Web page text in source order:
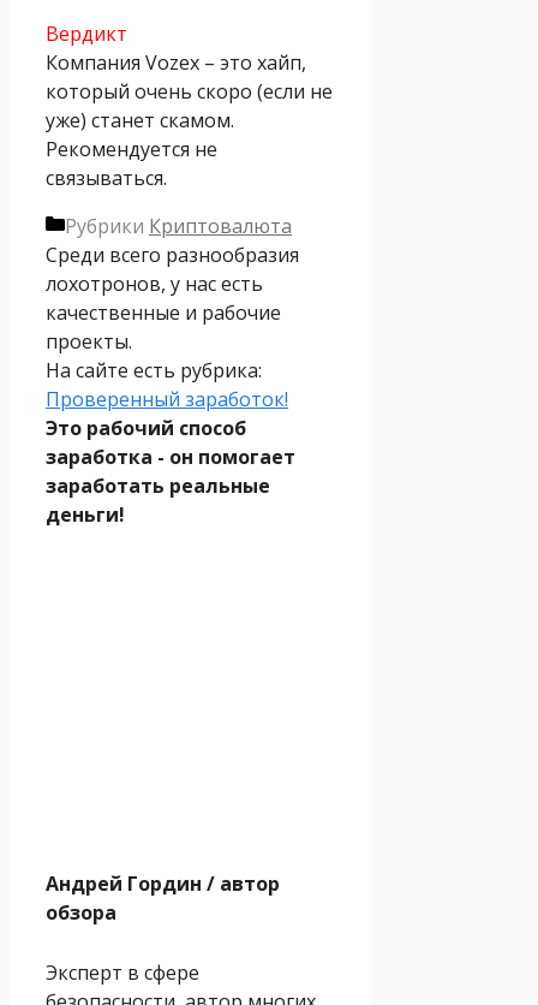
Вердикт
Компания Vozex – это хайп,
который очень скоро (если не
уже) станет скамом.
Рекомендуется не
связываться.
Рубрики Криптовалюта
Среди всего разнообразия
лохотронов, у нас есть
качественные и рабочие
проекты.
На сайте есть рубрика:
Проверенный заработок!
Это рабочий способ
заработка - он помогает
заработать реальные
деньги!
Андрей Гордин / автор
обзора
Эксперт в сфере